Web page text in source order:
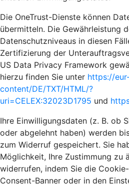
Die OneTrust-Dienste können
übermitteln. Die Gewährleistung
Datenschutzniveaus in diesen
Zertifizierung der
US Data Privacy Framework
hierzu finden Sie unter https://
content/DE/TXT/HTML/?
uri=CELEX:32023D1795 und
Ihre Einwilligungsdaten (z. B. ob
oder abgelehnt haben) werden
zum Widerruf gespeichert. Sie
Möglichkeit, Ihre Zustimmung zu
widerrufen, indem Sie die
Consent-Banner oder in den